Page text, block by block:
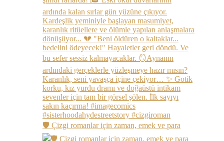
🛡️ Çizgi romanlar için zaman, emek ve para